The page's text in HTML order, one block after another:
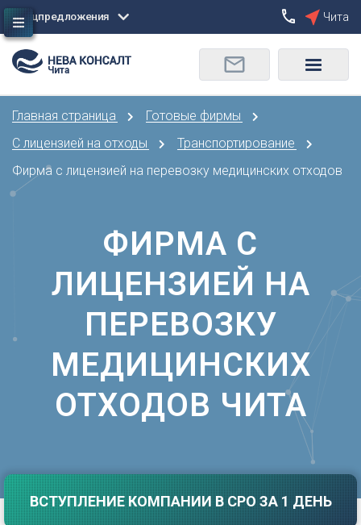
Сбросить
Москва
Санкт-Петербург
Астрахань
Белгород
Брянск
В
Владивосток
Владикавказ
Владимир
Волгоград
Воронеж
И
Иваново
О
Орел
Оренбург
П
Ростов-на-Дону
Рязань
С
Самара
Саранск
Саратов
Севастополь
Симферополь
Ставрополь
Т
Спецпредложения Чита
Чита
Главная страница
Готовые фирмы
С лицензией на отходы
Транспортирование
Фирма с лицензией на перевозку медицинских отходов
ФИРМА С
ЛИЦЕНЗИЕЙ НА
ПЕРЕВОЗКУ
МЕДИЦИНСКИХ
ОТХОДОВ ЧИТА
ВСТУПЛЕНИЕ КОМПАНИИ В СРО ЗА 1 ДЕНЬ